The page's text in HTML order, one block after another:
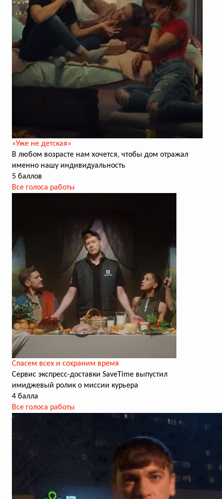
«Уже не детская»
В любом возрасте нам хочется, чтобы дом отражал
именно нашу индивидуальность
5 баллов
Все голоса работы
Cпасем всех и сохраним время
Сервис экспресс-доставки SaveTime выпустил
имиджевый ролик о миссии курьера
4 балла
Все голоса работы